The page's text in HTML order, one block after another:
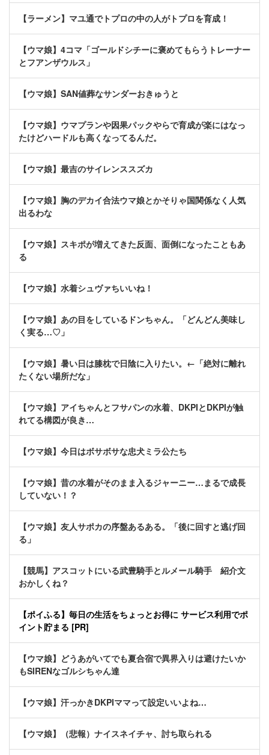
【ラーメン】マユ通でトプロの中の人がトプロを育成！
【ウマ娘】4コマ「ゴールドシチーに褒めてもらうトレーナー
とフアンザウルス」
【ウマ娘】SAN値葬なサンダーおきゅうと
【ウマ娘】ウマプランや因果パックやらで育成が楽にはなっ
たけどハードルも高くなってるんだ。
【ウマ娘】最吉のサイレンススズカ
【ウマ娘】胸のデカイ合法ウマ娘とかそりゃ国関係なく人気
出るわな
【ウマ娘】スキポが増えてきた反面、面倒になったこともあ
る
【ウマ娘】水着シュヴァちいいね！
【ウマ娘】あの目をしているドンちゃん。「どんどん美味し
く実る…♡」
【ウマ娘】暑い日は膝枕で日陰に入りたい。←「絶対に離れ
たくない場所だな」
【ウマ娘】アイちゃんとフサパンの水着、DKPIとDKPIが触
れてる構図が良き…
【ウマ娘】今日はボサボサな忠犬ミラ公たち
【ウマ娘】昔の水着がそのまま入るジャーニー…まるで成長
していない！？
【ウマ娘】友人サポカの序盤あるある。「後に回すと逃げ回
る」
【競馬】アスコットにいる武豊騎手とルメール騎手 紹介文
おかしくね？
【ポイふる】毎日の生活をちょっとお得に サービス利用でポ
イント貯まる [PR]
【ウマ娘】どうあがいてでも夏合宿で異界入りは避けたいか
もSIRENなゴルシちゃん達
【ウマ娘】汗っかきDKPIママって設定いいよね…
【ウマ娘】（悲報）ナイスネイチャ、討ち取られる